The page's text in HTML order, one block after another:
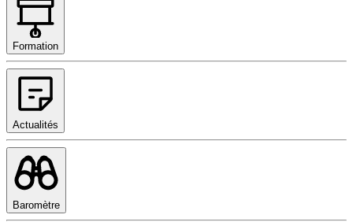
Formation
Actualités
Baromètre